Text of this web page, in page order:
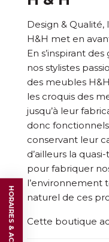
Design &
H&H met en
En s’inspirant
nos stylistes
des meubles
les croquis des
jusqu’à leur
donc
conservant leur
d’ailleurs la
pour fabriquer
l’environnement
naturel de ces
Cette boutique
HORAIRES & ACCÈS